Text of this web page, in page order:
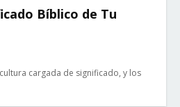
Bíblico de Tu
cargada de significado, y los